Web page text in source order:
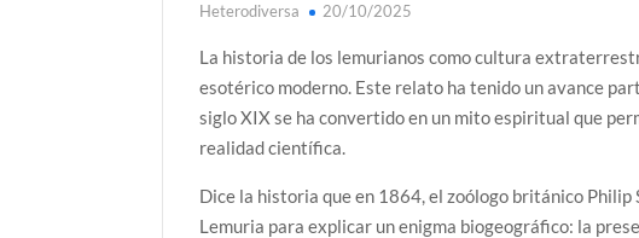
Heterodiversa 20/10/2025
La historia de los lemurianos como cultura
esotérico moderno. Este relato ha tenido un avance
siglo XIX se ha convertido en un mito espiritual que
realidad científica.
Dice la historia que en 1864, el zoólogo británico
Lemuria para explicar un enigma biogeográfico: la